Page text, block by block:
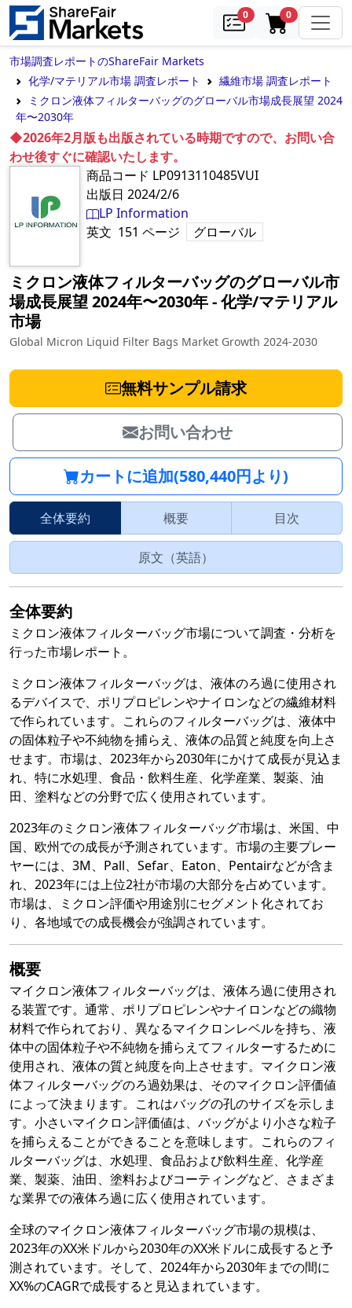
0samples0in cart
市場調査レポートのShareFair Markets
化学/マテリアル市場 調査レポート
繊維市場 調査レポート
ミクロン液体フィルターバッグのグローバル市場成長展望 2024
年〜2030年
◆2026年2月版も出版されている時期ですので、お問い合
わせ後すぐに確認いたします。
商品コード LP0913110485VUI
出版日 2024/2/6
LP Information
英文 151 ページ グローバル
ミクロン液体フィルターバッグのグローバル市
場成長展望 2024年〜2030年‐化学/マテリアル
市場
Global Micron Liquid Filter Bags Market Growth 2024-2030
無料サンプル請求
お問い合わせ
カートに追加(580,440円より)
全体要約 概要 目次
原文（英語）
全体要約
ミクロン液体フィルターバッグ市場について調査・分析を
行った市場レポート。
ミクロン液体フィルターバッグは、液体のろ過に使用され
るデバイスで、ポリプロピレンやナイロンなどの繊維材料
で作られています。これらのフィルターバッグは、液体中
の固体粒子や不純物を捕らえ、液体の品質と純度を向上さ
せます。市場は、2023年から2030年にかけて成長が見込ま
れ、特に水処理、食品・飲料生産、化学産業、製薬、油
田、塗料などの分野で広く使用されています。
2023年のミクロン液体フィルターバッグ市場は、米国、中
国、欧州での成長が予測されています。市場の主要プレー
ヤーには、3M、Pall、Sefar、Eaton、Pentairなどが含ま
れ、2023年には上位2社が市場の大部分を占めています。
市場は、ミクロン評価や用途別にセグメント化されてお
り、各地域での成長機会が強調されています。
概要
マイクロン液体フィルターバッグは、液体ろ過に使用され
る装置です。通常、ポリプロピレンやナイロンなどの織物
材料で作られており、異なるマイクロンレベルを持ち、液
体中の固体粒子や不純物を捕らえてフィルターするために
使用され、液体の質と純度を向上させます。マイクロン液
体フィルターバッグのろ過効果は、そのマイクロン評価値
によって決まります。これはバッグの孔のサイズを示しま
す。小さいマイクロン評価値は、バッグがより小さな粒子
を捕らえることができることを意味します。これらのフィ
ルターバッグは、水処理、食品および飲料生産、化学産
業、製薬、油田、塗料およびコーティングなど、さまざま
な業界での液体ろ過に広く使用されています。
全球のマイクロン液体フィルターバッグ市場の規模は、
2023年のXX米ドルから2030年のXX米ドルに成長すると予
測されています。そして、2024年から2030年までの間に
XX%のCAGRで成長すると見込まれています。